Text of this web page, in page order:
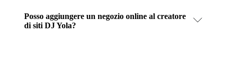
Posso aggiungere un negozio online al creatore
di siti DJ Yola?